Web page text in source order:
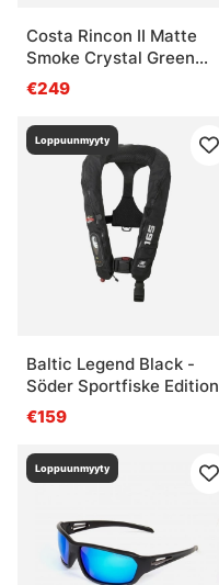
Costa Rincon II Matte
Smoke Crystal Green
Mirror 580G
€249
Loppuunmyyty
Baltic Legend Black -
Söder Sportfiske Edition
€159
Loppuunmyyty